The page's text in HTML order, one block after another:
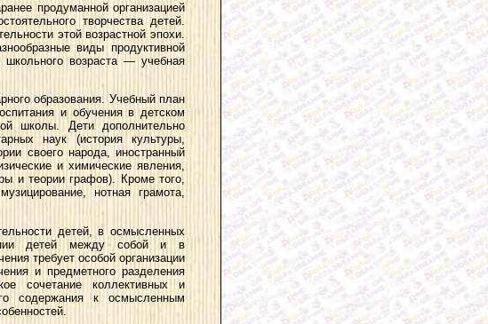
продуманной организацией
творчества детей.
этой возрастной эпохи.
виды продуктивной
возраста — учебная
образования. Учебный план
и обучения в детском
школы. Дети дополнительно
наук (история культуры,
своего народа, иностранный
и химические явления,
и теории графов). Кроме того,
нотная грамота,
детей, в осмысленных
детей между собой и в
требует особой организации
и предметного разделения
сочетание коллективных и
содержания к осмысленным